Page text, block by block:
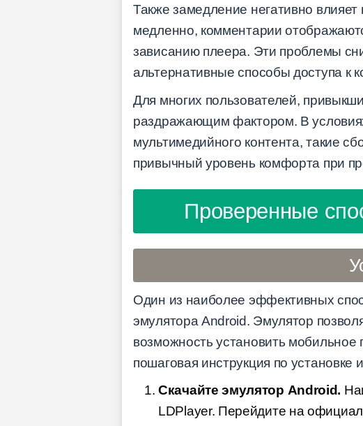
Также замедление негативно
медленно, комментарии
зависанию плеера. Эти проблемы
альтернативные способы доступа к
Для многих пользователей,
раздражающим фактором. В
мультимедийного контента, такие
привычный уровень комфорта при
Проверенные
Один из наиболее эффективных
эмулятора Android. Эмулятор
возможность установить мобильное
пошаговая инструкция по установке
Скачайте эмулятор Android.
LDPlayer. Перейдите на